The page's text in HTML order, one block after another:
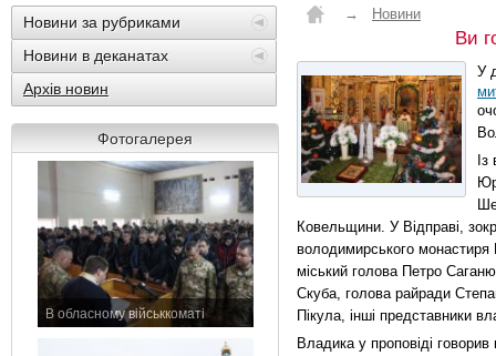
Новини за рубриками
Новини в деканатах
Архів новин
Фотогалерея
В обласному військкоматі
→ Новини
Ви
У
Ковельщини. У Відправі,
володимирського монастиря
міський голова Петро
Скуба, голова райради
Пікула, інші представники
Владика у проповіді